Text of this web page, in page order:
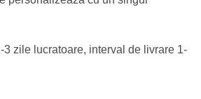
3 zile lucratoare, interval de livrare 1-